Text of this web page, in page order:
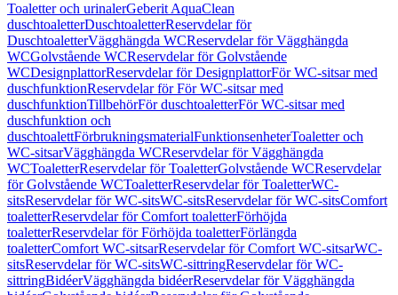
Toaletter och urinalerGeberit AquaClean
duschtoaletterDuschtoaletterReservdelar för
DuschtoaletterVägghängda WCReservdelar för Vägghängda
WCGolvstående WCReservdelar för Golvstående
WCDesignplattorReservdelar för DesignplattorFör WC-sitsar med
duschfunktionReservdelar för För WC-sitsar med
duschfunktionTillbehörFör duschtoaletterFör WC-sitsar med
duschfunktion och
duschtoalettFörbrukningsmaterialFunktionsenheterToaletter och
WC-sitsarVägghängda WCReservdelar för Vägghängda
WCToaletterReservdelar för ToaletterGolvstående WCReservdelar
för Golvstående WCToaletterReservdelar för ToaletterWC-
sitsReservdelar för WC-sitsWC-sitsReservdelar för WC-sitsComfort
toaletterReservdelar för Comfort toaletterFörhöjda
toaletterReservdelar för Förhöjda toaletterFörlängda
toaletterComfort WC-sitsarReservdelar för Comfort WC-sitsarWC-
sitsReservdelar för WC-sitsWC-sittringReservdelar för WC-
sittringBidéerVägghängda bidéerReservdelar för Vägghängda